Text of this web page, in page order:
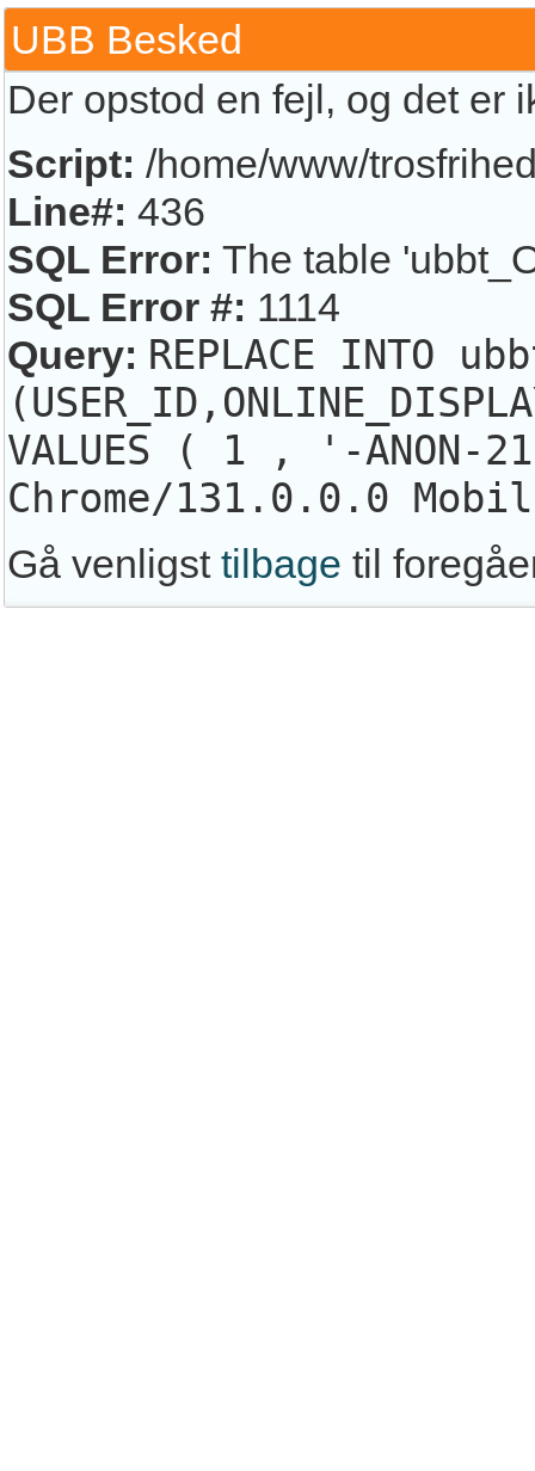
UBB Besked
Der opstod en fejl, og det
Script: /home/www/
Line#: 436
SQL Error: The table
SQL Error #: 1114
Query: REPLACE INTO
VALUES ( 1 , '-
Chrome/131.0.0.0
Gå venligst tilbage til